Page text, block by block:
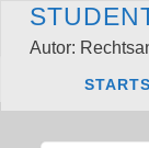
Zum
springen
STUDEN
Autor: